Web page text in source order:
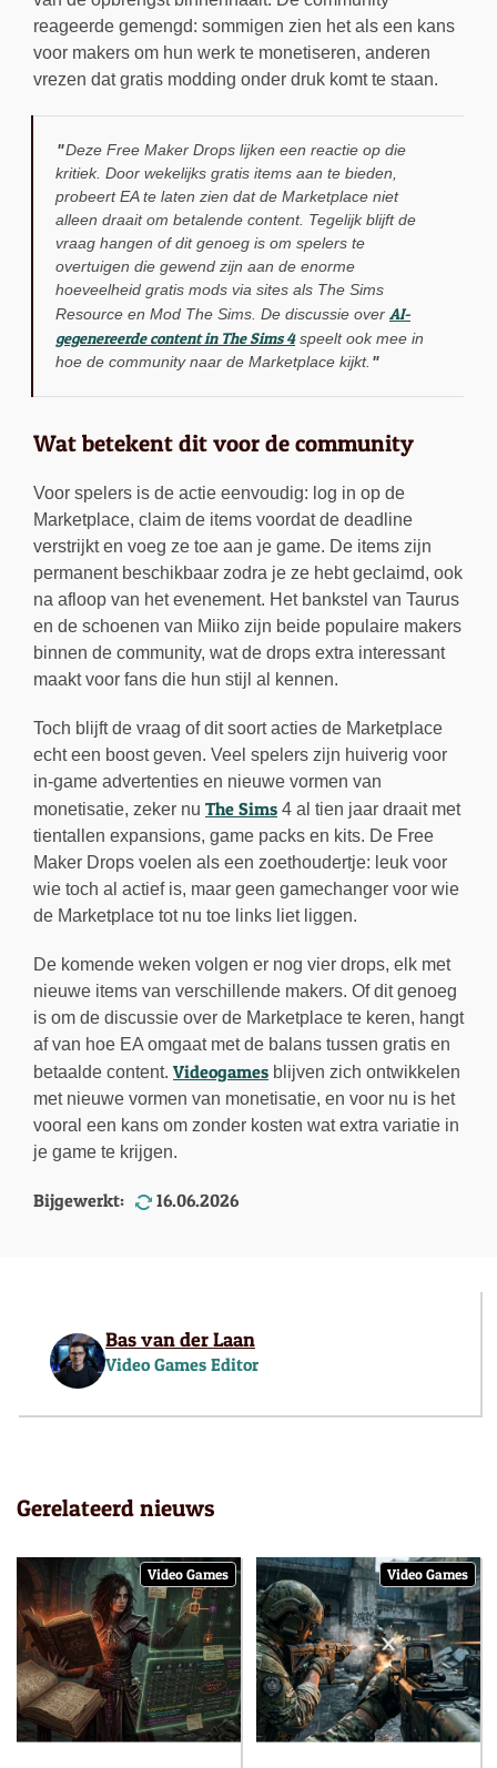
reageerde gemengd: sommigen zien het als een kans
voor makers om hun werk te monetiseren, anderen
vrezen dat gratis modding onder druk komt te staan.
Deze Free Maker Drops lijken een reactie op die
kritiek. Door wekelijks gratis items aan te bieden,
probeert EA te laten zien dat de Marketplace niet
alleen draait om betalende content. Tegelijk blijft de
vraag hangen of dit genoeg is om spelers te
overtuigen die gewend zijn aan de enorme
hoeveelheid gratis mods via sites als The Sims
Resource en Mod The Sims. De discussie over AI-
gegenereerde content in The Sims 4speelt ook mee in
hoe de community naar de Marketplace kijkt.
Wat betekent dit voor de community
Voor spelers is de actie eenvoudig: log in op de
Marketplace, claim de items voordat de deadline
verstrijkt en voeg ze toe aan je game. De items zijn
permanent beschikbaar zodra je ze hebt geclaimd, ook
na afloop van het evenement. Het bankstel van Taurus
en de schoenen van Miiko zijn beide populaire makers
binnen de community, wat de drops extra interessant
maakt voor fans die hun stijl al kennen.
Toch blijft de vraag of dit soort acties de Marketplace
echt een boost geven. Veel spelers zijn huiverig voor
in-game advertenties en nieuwe vormen van
monetisatie, zeker nu The Sims 4 al tien jaar draait met
tientallen expansions, game packs en kits. De Free
Maker Drops voelen als een zoethoudertje: leuk voor
wie toch al actief is, maar geen gamechanger voor wie
de Marketplace tot nu toe links liet liggen.
De komende weken volgen er nog vier drops, elk met
nieuwe items van verschillende makers. Of dit genoeg
is om de discussie over de Marketplace te keren, hangt
af van hoe EA omgaat met de balans tussen gratis en
betaalde content. Videogames blijven zich ontwikkelen
met nieuwe vormen van monetisatie, en voor nu is het
vooral een kans om zonder kosten wat extra variatie in
je game te krijgen.
Bijgewerkt: 16.06.2026
Bas van der Laan
Video Games Editor
Gerelateerd nieuws
Video Games Video Games